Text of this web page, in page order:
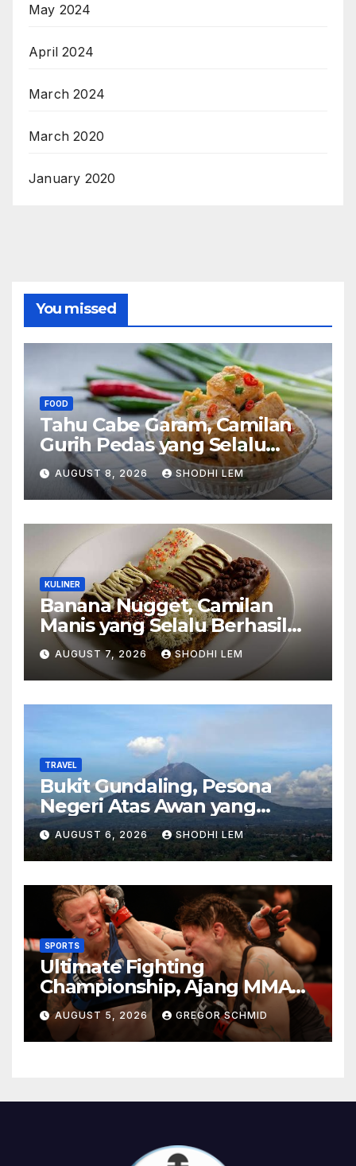
May 2024
April 2024
March 2024
March 2020
January 2020
You missed
FOOD
Tahu Cabe Garam, Camilan
Gurih Pedas yang Selalu
Bikin Ingin Nambah
AUGUST 8, 2026 SHODHI LEM
KULINER
Banana Nugget, Camilan
Manis yang Selalu Berhasil
Menghadirkan Kebahagiaan
di Setiap Gigitan
AUGUST 7, 2026 SHODHI LEM
TRAVEL
Bukit Gundaling, Pesona
Negeri Atas Awan yang
Menyimpan Keindahan Alam
Berkesan
AUGUST 6, 2026 SHODHI LEM
SPORTS
Ultimate Fighting
Championship, Ajang MMA
Paling Bergengsi di Dunia
AUGUST 5, 2026 GREGOR SCHMID